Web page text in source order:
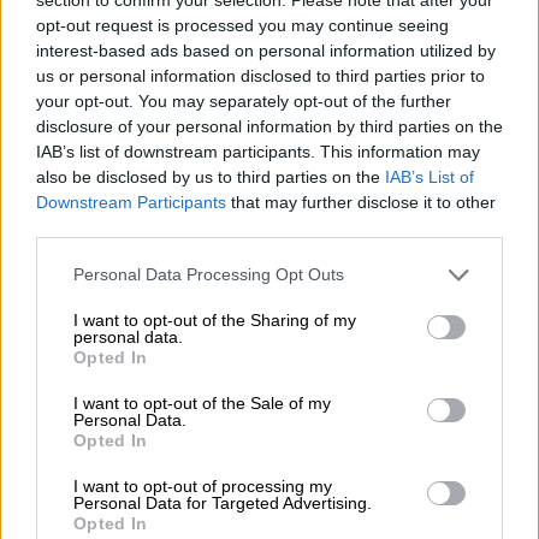
opt-out request is processed you may continue seeing
interest-based ads based on personal information utilized by
us or personal information disclosed to third parties prior to
your opt-out. You may separately opt-out of the further
disclosure of your personal information by third parties on the
IAB’s list of downstream participants. This information may
also be disclosed by us to third parties on the IAB’s List of
Downstream Participants that may further disclose it to other
Please note that this website/app uses one or more Google
not limited to your visit or usage behaviour. You may click to
grant or deny consent to Google and its third-party tags to
use your data for below specified purposes in below Google
consent section.
Personal Data Processing Opt Outs
I want to opt-out of the Sharing of my
personal data.
Opted In
I want to opt-out of the Sale of my
Personal Data.
Opted In
I want to opt-out of processing my
Personal Data for Targeted Advertising.
Opted In
μέγιστη: 92 έτη) ενώ 18 (58,1%) ήταν άνδρες.
Τρία κρούσματα ήταν μόνιμοι κάτοικοι
εξωτερικού και ένα εξ’ αυτών, εισαγόμενο.
Που εντοπίστηκαν τα κρούσματα
Σχετικά με την περιοχή κατοικίας για τα
υπόλοιπα 28 κρούσματα:
9 (32,1%) άτομα ήταν κάτοικοι
Περιφέρειας Αττικής,
6 (21,4%) ήταν κάτοικοι
4 (14,3%) ήταν κάτοικοι Περιφέρειας
Δυτικής Ελλάδας
9 ήταν κάτοικοι διαφορετικών μεταξύ
τουςΠεριφερειών.